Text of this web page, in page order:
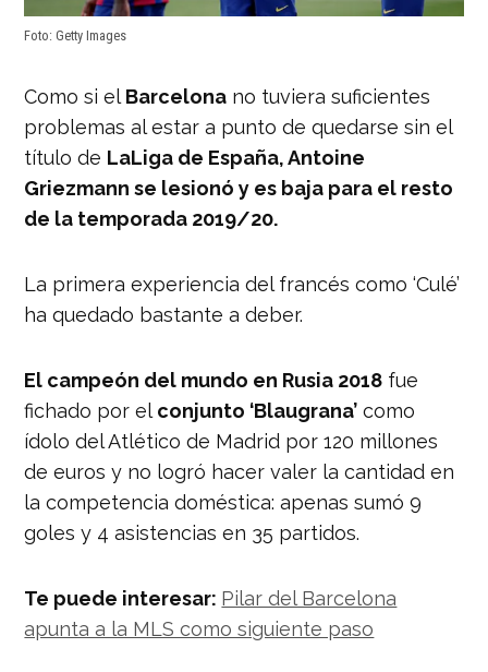
Foto: Getty Images
Como si el Barcelona no tuviera suficientes
problemas al estar a punto de quedarse sin el
título de LaLiga de España, Antoine
Griezmann se lesionó y es baja para el resto
de la temporada 2019/20.
La primera experiencia del francés como ‘Culé’
ha quedado bastante a deber.
El campeón del mundo en Rusia 2018 fue
fichado por el conjunto ‘Blaugrana’ como
ídolo del Atlético de Madrid por 120 millones
de euros y no logró hacer valer la cantidad en
la competencia doméstica: apenas sumó 9
goles y 4 asistencias en 35 partidos.
Te puede interesar: Pilar del Barcelona
apunta a la MLS como siguiente paso